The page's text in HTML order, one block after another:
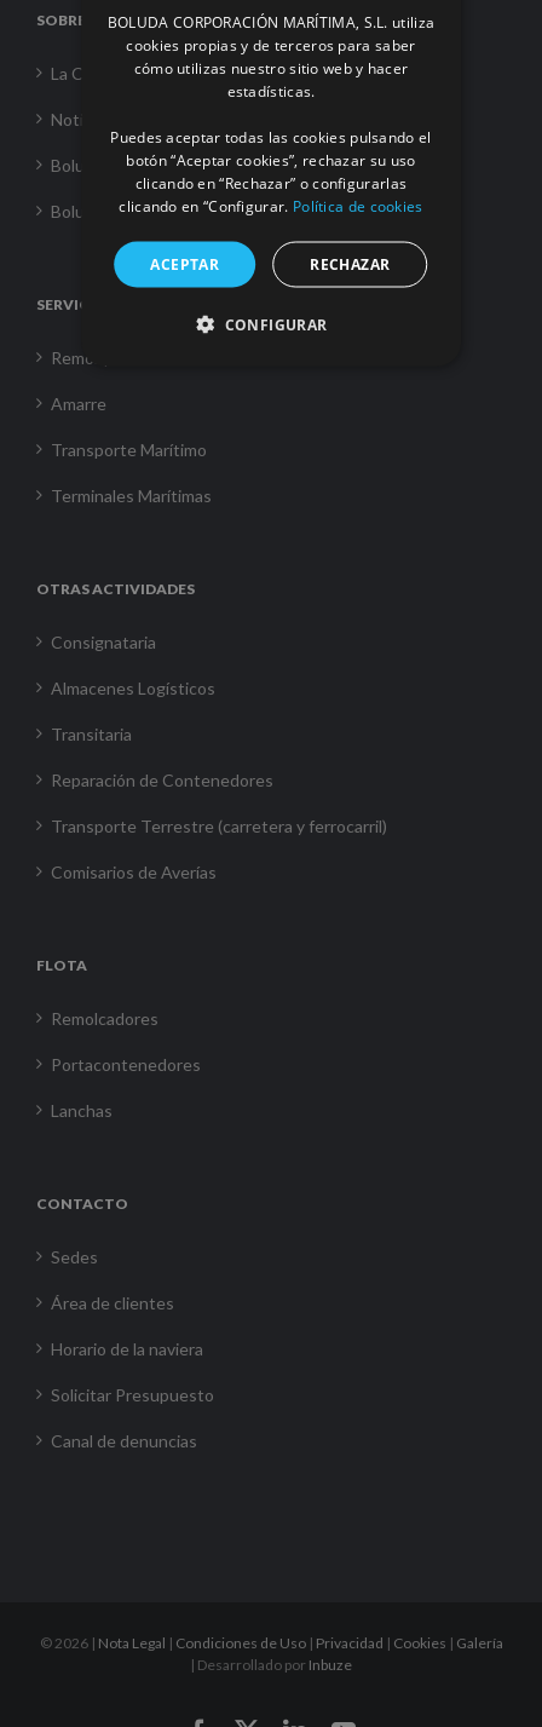
SOBRE NOSOTROS
La Corporación
Noticias
Boluda Towage
Boluda Shipping
SERVICIOS
Remolque
Amarre
Transporte Marítimo
Terminales Marítimas
OTRAS ACTIVIDADES
Consignataria
Almacenes Logísticos
Transitaria
Reparación de Contenedores
Transporte Terrestre (carretera y ferrocarril)
Comisarios de Averías
FLOTA
Remolcadores
Portacontenedores
Lanchas
CONTACTO
Sedes
Área de clientes
Horario de la naviera
Solicitar Presupuesto
Canal de denuncias
© 2026 | Nota Legal | Condiciones de Uso| Privacidad | Cookies | Galería
| Desarrollado por Inbuze
ENGLISH
FRENCH
BOLUDA CORPORACIÓN MARÍTIMA, S.L. utiliza
cookies propias y de terceros para saber
cómo utilizas nuestro sitio web y hacer
estadísticas.
Puedes aceptar todas las cookies pulsando el
botón “Aceptar cookies”, rechazar su uso
clicando en “Rechazar” o configurarlas
clicando en “Configurar. Política de cookies
ACEPTAR RECHAZAR
CONFIGURAR